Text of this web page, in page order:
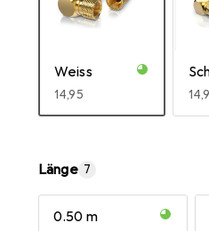
Weiss
EUR
14,95
Länge 7
0.50 m